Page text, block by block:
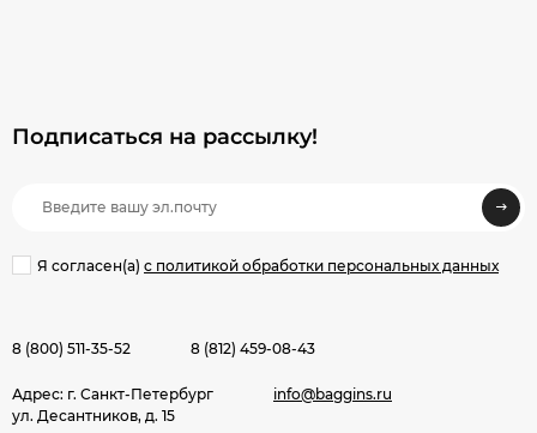
Подписаться на рассылкy!
Я согласен(a) с политикой обработки персональных данных
8 (800) 511-35-52 8 (812) 459-08-43
Адрес: г. Санкт-Петербург
ул. Десантников, д. 15
info@baggins.ru